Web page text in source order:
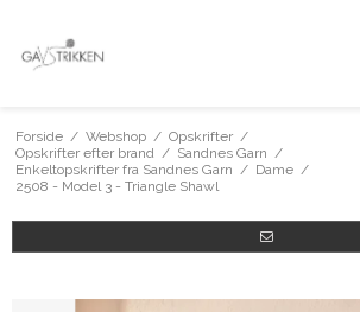
Forside / Webshop / Opskrifter /
Opskrifter efter brand / Sandnes Garn /
Enkeltopskrifter fra Sandnes Garn / Dame /
2508 - Model 3 - Triangle Shawl